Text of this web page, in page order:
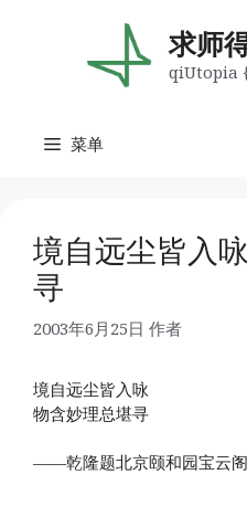
求师
qiUtopia
菜单
境自远尘皆入
寻
2003年6月25日 作者
境自远尘皆入咏
物含妙理总堪寻
——乾隆题北京颐和园宝云阁